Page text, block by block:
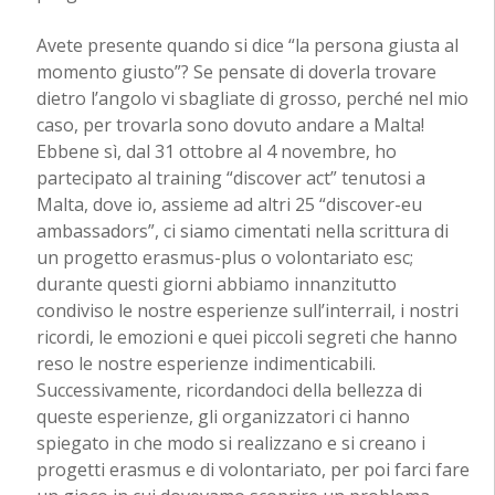
Avete presente quando si dice “la persona giusta al
momento giusto”? Se pensate di doverla trovare
dietro l’angolo vi sbagliate di grosso, perché nel mio
caso, per trovarla sono dovuto andare a Malta!
Ebbene sì, dal 31 ottobre al 4 novembre, ho
partecipato al training “discover act” tenutosi a
Malta, dove io, assieme ad altri 25 “discover-eu
ambassadors”, ci siamo cimentati nella scrittura di
un progetto erasmus-plus o volontariato esc;
durante questi giorni abbiamo innanzitutto
condiviso le nostre esperienze sull’interrail, i nostri
ricordi, le emozioni e quei piccoli segreti che hanno
reso le nostre esperienze indimenticabili.
Successivamente, ricordandoci della bellezza di
queste esperienze, gli organizzatori ci hanno
spiegato in che modo si realizzano e si creano i
progetti erasmus e di volontariato, per poi farci fare